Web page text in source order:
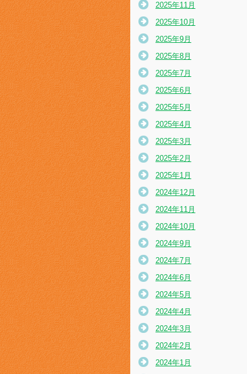
2025年11月
2025年10月
2025年9月
2025年8月
2025年7月
2025年6月
2025年5月
2025年4月
2025年3月
2025年2月
2025年1月
2024年12月
2024年11月
2024年10月
2024年9月
2024年7月
2024年6月
2024年5月
2024年4月
2024年3月
2024年2月
2024年1月